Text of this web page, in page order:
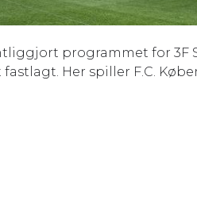
programmet for 3F
Her spiller F.C.